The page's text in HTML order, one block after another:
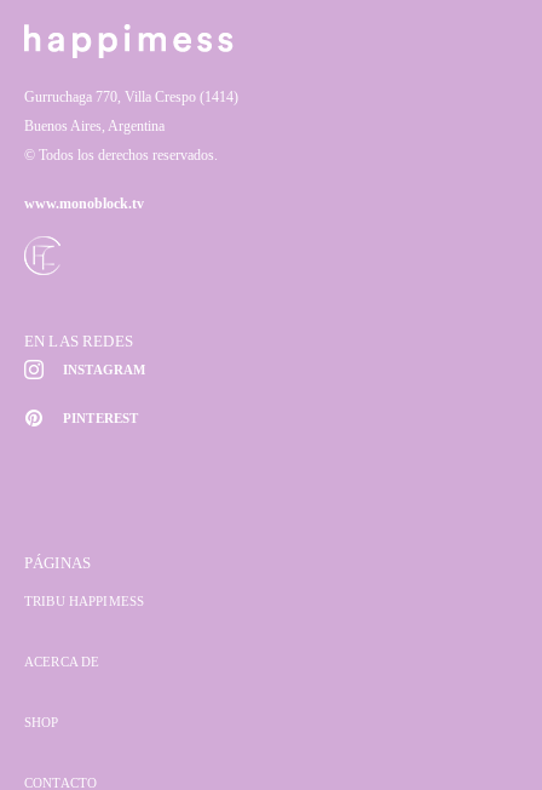
Gurruchaga 770, Villa Crespo (1414)
Buenos Aires, Argentina
© Todos los derechos reservados.
www.monoblock.tv
EN LAS REDES
INSTAGRAM
PINTEREST
PÁGINAS
TRIBU HAPPIMESS
ACERCA DE
SHOP
CONTACTO